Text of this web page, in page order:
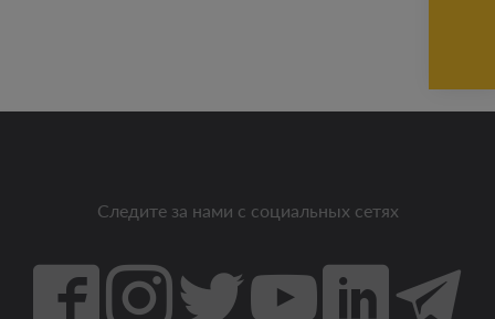
Следите за нами с социальных сетях